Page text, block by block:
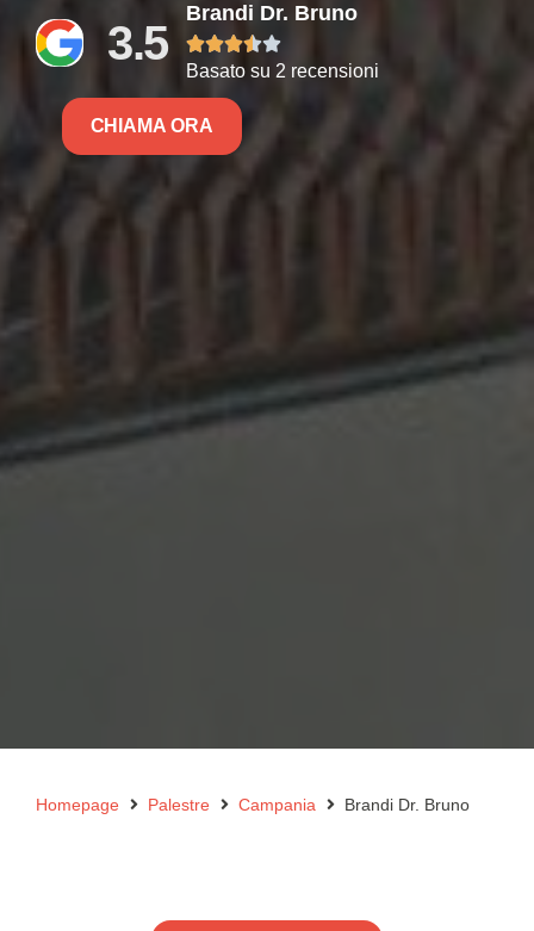
3.5
Brandi Dr. Bruno

Basato su 2 recensioni
CHIAMA ORA
Homepage Palestre Campania Brandi Dr. Bruno